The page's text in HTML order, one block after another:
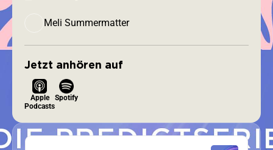
Meli Summermatter
Jetzt anhören auf
Apple
Podcasts
Spotify